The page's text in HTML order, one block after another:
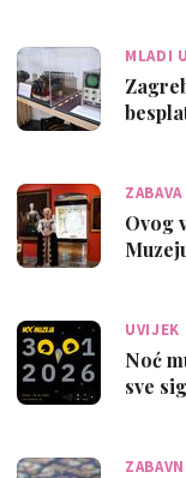
MLADI
Ovog
UVIJEK
Noć
sve